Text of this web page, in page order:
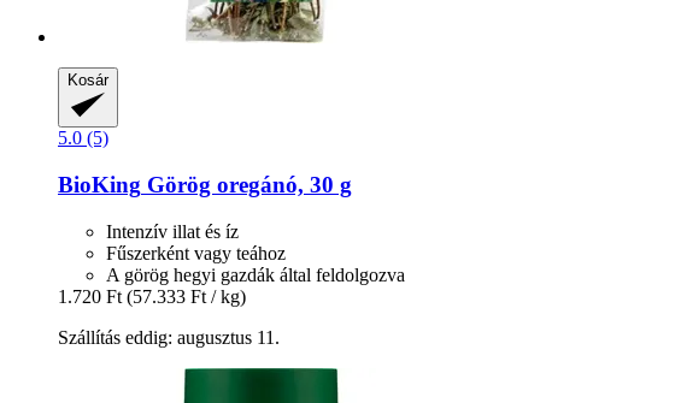
Kosár
5.0 (5)
BioKing Görög oregánó, 30 g
Intenzív illat és íz
Fűszerként vagy teához
A görög hegyi gazdák által feldolgozva
1.720 Ft (57.333 Ft / kg)
Szállítás eddig: augusztus 11.